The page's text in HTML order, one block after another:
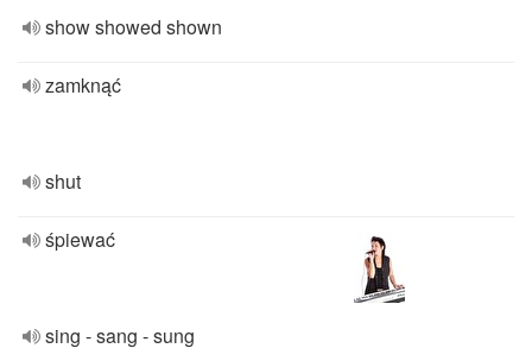
show showed shown
zamknąć
shut
śpiewać
sing - sang - sung